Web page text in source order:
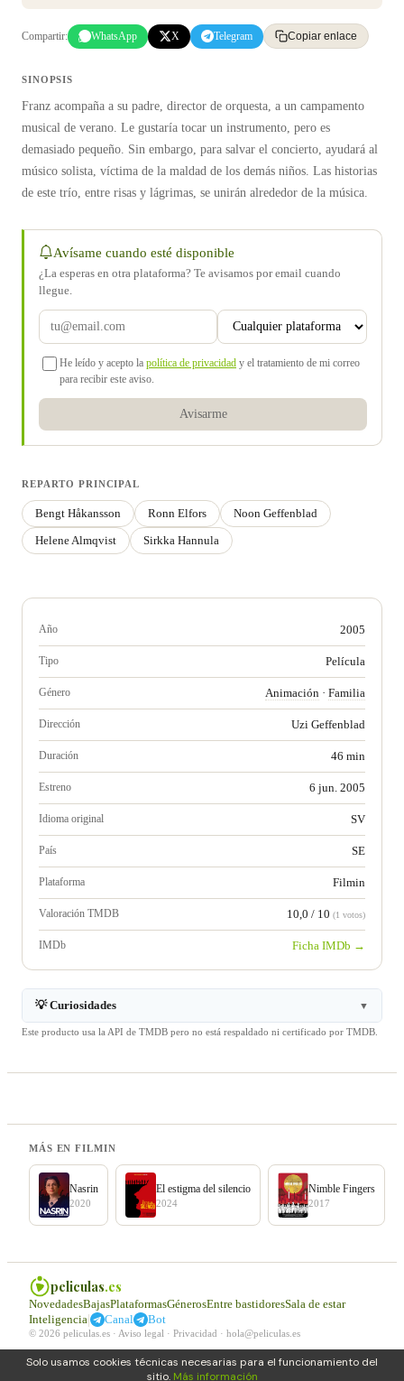
Solo usamos cookies técnicas necesarias para el funcionamiento del
sitio. Más información
Compartir: WhatsApp X Telegram Copiar enlace
SINOPSIS
Franz acompaña a su padre, director de orquesta, a un campamento
musical de verano. Le gustaría tocar un instrumento, pero es
demasiado pequeño. Sin embargo, para salvar el concierto, ayudará al
músico solista, víctima de la maldad de los demás niños. Las historias
de este trío, entre risas y lágrimas, se unirán alrededor de la música.
Avísame cuando esté disponible
¿La esperas en otra plataforma? Te avisamos por email cuando
llegue.
He leído y acepto la política de privacidad y el tratamiento de mi correo
para recibir este aviso.
Avisarme
REPARTO PRINCIPAL
Bengt Håkansson Ronn Elfors
Noon Geffenblad
Helene Almqvist
Sirkka Hannula
Año 2005
Tipo Película
Género Animación · Familia
Dirección Uzi Geffenblad
Duración 46 min
Estreno 6 jun. 2005
Idioma original SV
País SE
Plataforma Filmin
Valoración TMDB 10,0 / 10 (1 votos)
IMDb Ficha IMDb →
💡 Curiosidades ▼
Este producto usa la API de TMDB pero no está respaldado ni certificado por TMDB.
MÁS EN FILMIN
Nasrin
2020
El estigma del silencio
2024
Nimble Fingers
2017
peliculas.es
NovedadesBajasPlataformasGénerosEntre bastidoresSala de estar
Inteligencia| Canal Bot
© 2026 peliculas.es · Aviso legal · Privacidad · hola@peliculas.es